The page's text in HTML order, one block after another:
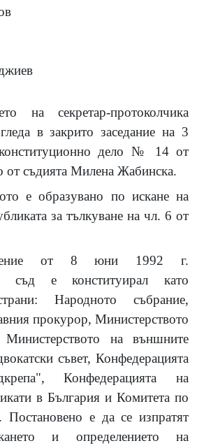
на секретар-протоколчика
в закрито заседание на 3
дело № 14 от
от съдията Милена Жабинска.
е образувано по искане на
за тълкуване на чл. 6 от
от 8 юни 1992 г.
съд е конституирал като
Народното събрание,
прокурор, Министерството
Министерството на външните
съвет, Конфедерацията
Конфедерацията на
в България и Комитета по
Постановено е да се изпратят
и определението на